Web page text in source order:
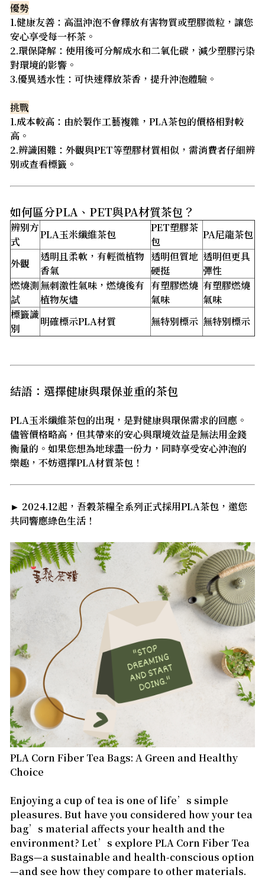
優勢
1.健康友善：高溫沖泡不會釋放有害物質或塑膠微粒，讓您
安心享受每一杯茶。
2.環保降解：使用後可分解成水和二氧化碳，減少塑膠污染
對環境的影響。
3.優異透水性：可快速釋放茶香，提升沖泡體驗。
挑戰
1.成本較高：由於製作工藝複雜，PLA茶包的價格相對較
高。
2.辨識困難：外觀與PET等塑膠材質相似，需消費者仔細辨
別或查看標籤。
如何區分PLA、PET與PA材質茶包？
辨別方
式
PLA玉米纖維茶包
PET塑膠茶
包
PA尼龍茶包
外觀
透明且柔軟，有輕微植物
香氣
透明但質地
硬挺
透明但更具
彈性
燃燒測
試
無刺激性氣味，燃燒後有
植物灰燼
有塑膠燃燒
氣味
有塑膠燃燒
氣味
標籤識
別
明確標示PLA材質 無特別標示 無特別標示
結語：選擇健康與環保並重的茶包
PLA玉米纖維茶包的出現，是對健康與環保需求的回應。
儘管價格略高，但其帶來的安心與環境效益是無法用金錢
衡量的。如果您想為地球盡一份力，同時享受安心沖泡的
樂趣，不妨選擇PLA材質茶包！
► 2024.12起，吾穀茶糧全系列正式採用PLA茶包，邀您
共同響應綠色生活！
PLA Corn Fiber Tea Bags: A Green and Healthy
Choice
Enjoying a cup of tea is one of life’s simple
pleasures. But have you considered how your tea
bag’s material affects your health and the
environment? Let’s explore PLA Corn Fiber Tea
Bags—a sustainable and health-conscious option
—and see how they compare to other materials.